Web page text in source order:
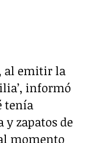
al emitir la
informó
tenía
zapatos de
momento